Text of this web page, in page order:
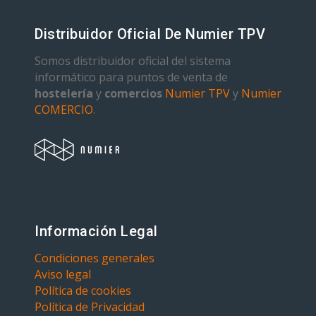
Distribuidor Oficial De Numier TPV
Somos distribuidor oficial del sistema
informático para puntos de venta de
hostelería y comercios Numier TPVy Numier
COMERCIO.
Información Legal
Condiciones generales
Aviso legal
Política de cookies
Política de Privacidad